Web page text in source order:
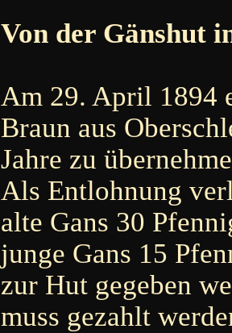
Von der Gänshut
Am 29. April 1894
Braun aus
Jahre zu
Als Entlohnung
alte Gans 30
junge Gans 15
zur Hut gegeben
muss gezahlt